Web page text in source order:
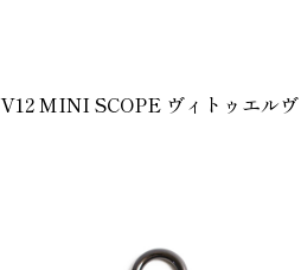
V12 MINI SCOPE ヴィトゥエル